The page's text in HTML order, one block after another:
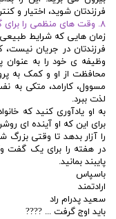
فرزندتان شوید، اختیار و
۸. وقت های منظمی را برای گفتگو با فرزندتان تعيين کنید :
زمان هایی که شرایط
فرزندتان در جریان نیست،
وظیفه ی خود را به عنوان
محافظت از او و کمک به
مسوول، کارامد، متکی به
لذت ببرد.
به او یادآوری کنید که
برای این که او آينده ای
را آزار بدهد تا وقتی
در هفته را برای یک گفت
پایبند بمانید.
باسپاس
ارادتمند
سعید پدرام راد
باید اوج گرفت ... ????